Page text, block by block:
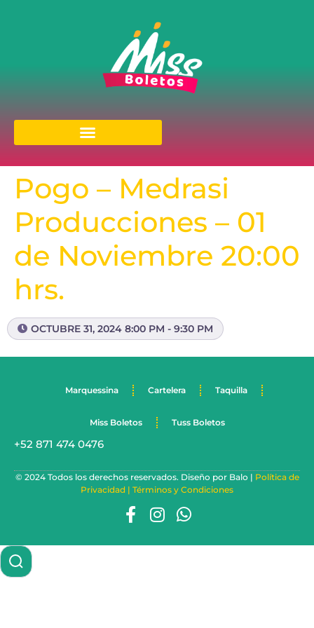
Pogo – Medrasi
Producciones – 01
de Noviembre 20:00
hrs.
OCTUBRE 31, 2024 8:00 PM - 9:30 PM
Marquessina Cartelera Taquilla
Miss Boletos Tuss Boletos
+52 871 474 0476
© 2024 Todos los derechos reservados. Diseño por Balo | Política de
Privacidad | Términos y Condiciones